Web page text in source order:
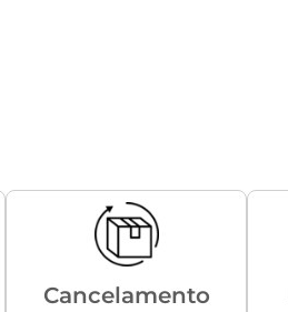
Cancelamento